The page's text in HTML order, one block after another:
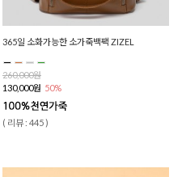
365일 소화가능한 소가죽백팩 ZIZEL
260,000원
130,000원 50%
( 리뷰 : 445 )